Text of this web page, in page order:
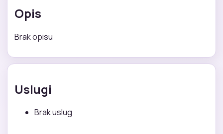
Opis
Brak opisu
Uslugi
Brak uslug